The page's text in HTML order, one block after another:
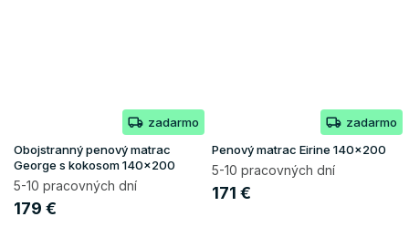
zadarmo
Obojstranný penový matrac
George s kokosom 140x200
5-10 pracovných dní
179 €
zadarmo
Penový matrac Eirine 140x200
5-10 pracovných dní
171 €